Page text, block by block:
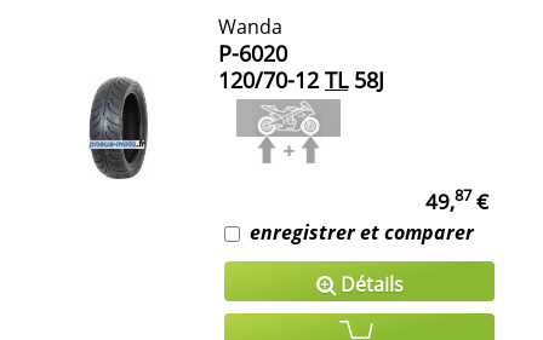
Wanda
P-6020
120/70-12 TL58J
49,87€
enregistrer et comparer
Détails